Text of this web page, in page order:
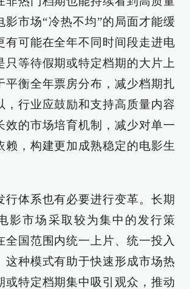
影市场“冷热不均”的局面才能缓
有可能在全年不同时间段走进电
只等待假期或特定档期的大片上
平衡全年票房分布，减少档期扎
，行业应鼓励和支持高质量内容
效的市场培育机制，减少对单一
赖，构建更加成熟稳定的电影生
行体系也有必要进行变革。长期
影市场采取较为集中的发行策
全国范围内统一上片、统一投入
这种模式有助于快速形成市场热
或特定档期集中吸引观众，推动